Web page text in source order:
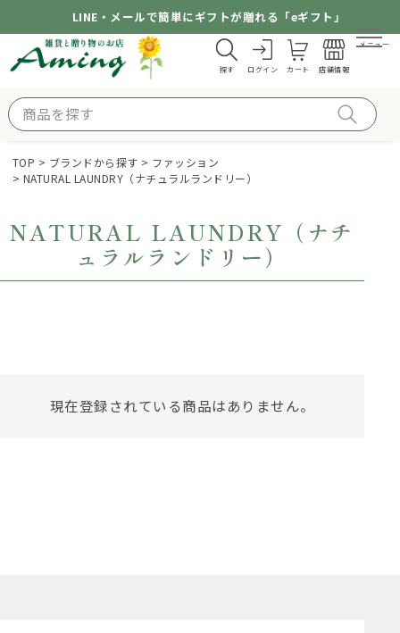
LINE・メールで簡単にギフトが贈れる「eギフト」
探す ログイン カート 店舗情報
メニュー
TOP ブランドから探す
ファッション
NATURAL LAUNDRY（ナチュラルランドリー）
NATURAL LAUNDRY（ナチ
ュラルランドリー）
現在登録されている商品はありません。